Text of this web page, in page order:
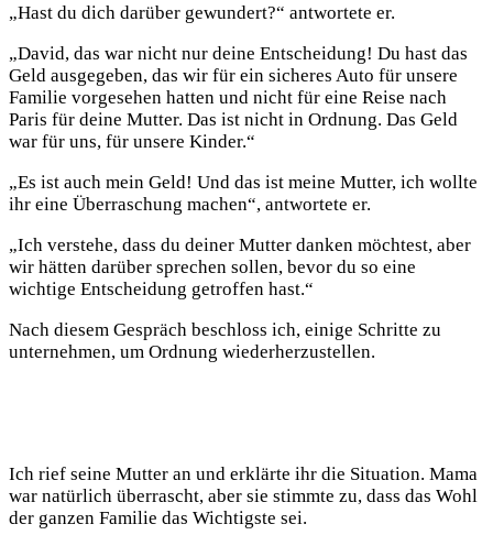
„Hast du dich darüber gewundert?“ antwortete er.
„David, das war nicht nur deine Entscheidung! Du hast das
Geld ausgegeben, das wir für ein sicheres Auto für unsere
Familie vorgesehen hatten und nicht für eine Reise nach
Paris für deine Mutter. Das ist nicht in Ordnung. Das Geld
war für uns, für unsere Kinder.“
„Es ist auch mein Geld! Und das ist meine Mutter, ich wollte
ihr eine Überraschung machen“, antwortete er.
„Ich verstehe, dass du deiner Mutter danken möchtest, aber
wir hätten darüber sprechen sollen, bevor du so eine
wichtige Entscheidung getroffen hast.“
Nach diesem Gespräch beschloss ich, einige Schritte zu
unternehmen, um Ordnung wiederherzustellen.
Ich rief seine Mutter an und erklärte ihr die Situation. Mama
war natürlich überrascht, aber sie stimmte zu, dass das Wohl
der ganzen Familie das Wichtigste sei.